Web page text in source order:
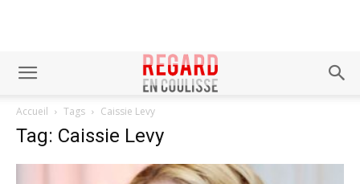
Accueil Tags Caissie Levy
Tag: Caissie Levy